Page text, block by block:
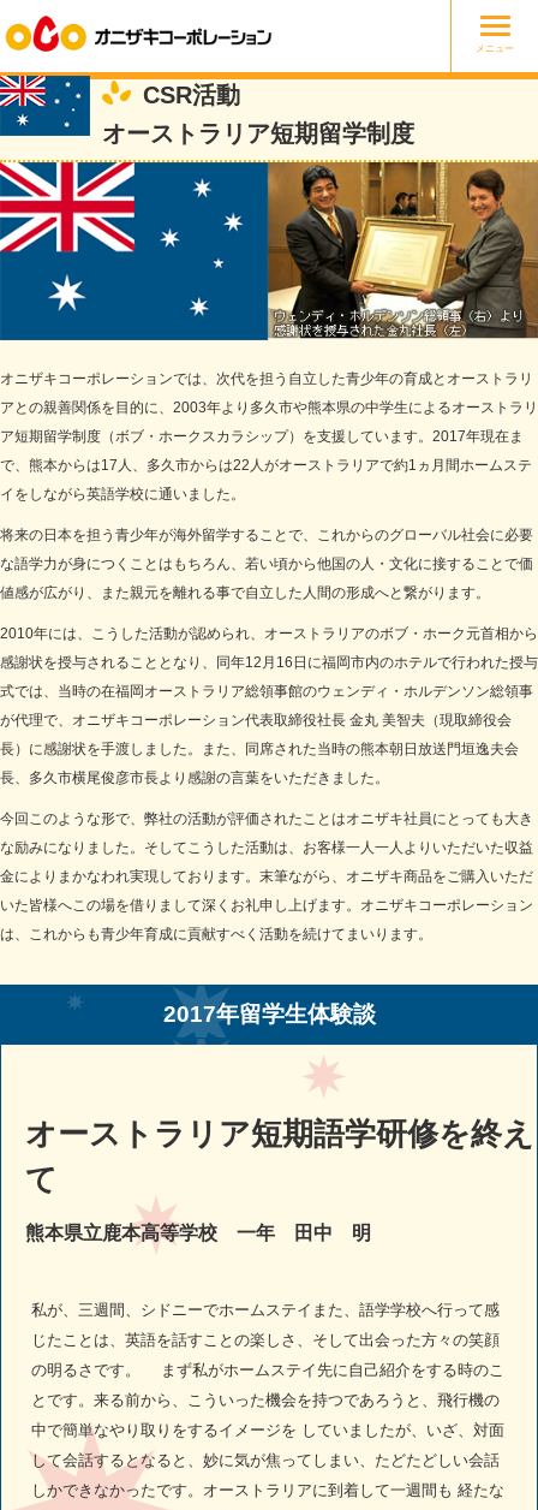
メニュー
CSR活動
オーストラリア短期留学制度
オニザキコーポレーションでは、次代を担う自立した青少年の育成とオーストラリ
アとの親善関係を目的に、2003年より多久市や熊本県の中学生によるオーストラリ
ア短期留学制度（ボブ・ホークスカラシップ）を支援しています。2017年現在ま
で、熊本からは17人、多久市からは22人がオーストラリアで約1ヵ月間ホームステ
イをしながら英語学校に通いました。
将来の日本を担う青少年が海外留学することで、これからのグローバル社会に必要
な語学力が身につくことはもちろん、若い頃から他国の人・文化に接することで価
値感が広がり、また親元を離れる事で自立した人間の形成へと繋がります。
2010年には、こうした活動が認められ、オーストラリアのボブ・ホーク元首相から
感謝状を授与されることとなり、同年12月16日に福岡市内のホテルで行われた授与
式では、当時の在福岡オーストラリア総領事館のウェンディ・ホルデンソン総領事
が代理で、オニザキコーポレーション代表取締役社長 金丸 美智夫（現取締役会
長）に感謝状を手渡しました。また、同席された当時の熊本朝日放送門垣逸夫会
長、多久市横尾俊彦市長より感謝の言葉をいただきました。
今回このような形で、弊社の活動が評価されたことはオニザキ社員にとっても大き
な励みになりました。そしてこうした活動は、お客様一人一人よりいただいた収益
金によりまかなわれ実現しております。末筆ながら、オニザキ商品をご購入いただ
いた皆様へこの場を借りまして深くお礼申し上げます。オニザキコーポレーション
は、これからも青少年育成に貢献すべく活動を続けてまいります。
2017年留学生体験談
オーストラリア短期語学研修を終え
て
熊本県立鹿本高等学校 一年 田中 明
私が、三週間、シドニーでホームステイまた、語学学校へ行って感
じたことは、英語を話すことの楽しさ、そして出会った方々の笑顔
の明るさです。 まず私がホームステイ先に自己紹介をする時のこ
とです。来る前から、こういった機会を持つであろうと、飛行機の
中で簡単なやり取りをするイメージを していましたが、いざ、対面
して会話するとなると、妙に気が焦ってしまい、たどたどしい会話
しかできなかったです。オーストラリアに到着して一週間も 経たな